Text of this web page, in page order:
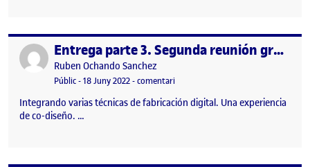
Publicat per Entrega parte 3. Segunda reunión grupo de trabajo
Publicat per
Ruben Ochando Sanchez
Visibilitat:
Públic-Data de publicació
18 Juny 2022-comentariel Entrega parte 3. Segunda
Integrando varias técnicas de fabricación digital. Una experiencia
de co-diseño. …